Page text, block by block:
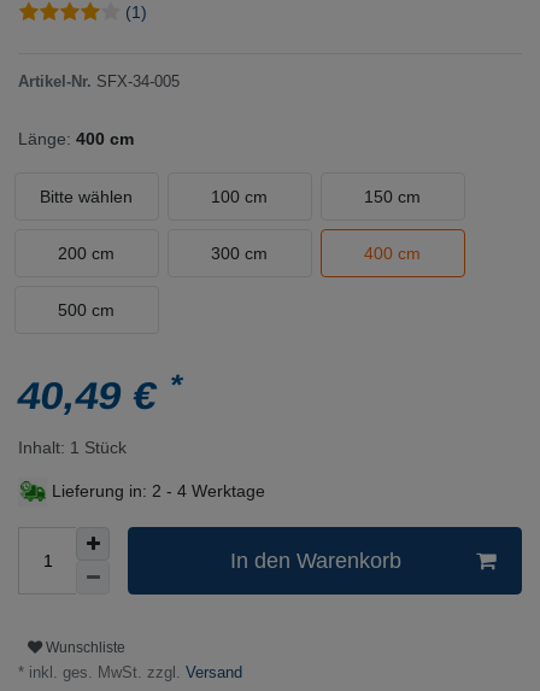
(1)
Artikel-Nr. SFX-34-005
Länge: 400 cm
Bitte wählen 100 cm 150 cm
200 cm 300 cm 400 cm
500 cm
40,49 €*
Inhalt: 1 Stück
Lieferung in: 2 - 4 Werktage
In den Warenkorb
Wunschliste
* inkl. ges. MwSt. zzgl. Versand